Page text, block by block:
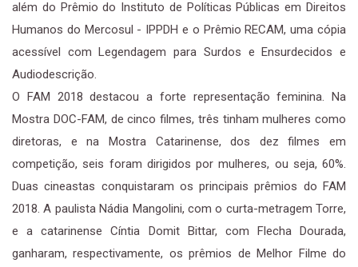
além do Prêmio do Instituto de Políticas Públicas em Direitos
Humanos do Mercosul - IPPDH e o Prêmio RECAM, uma cópia
acessível com Legendagem para Surdos e Ensurdecidos e
Audiodescrição.
O FAM 2018 destacou a forte representação feminina. Na
Mostra DOC-FAM, de cinco filmes, três tinham mulheres como
diretoras, e na Mostra Catarinense, dos dez filmes em
competição, seis foram dirigidos por mulheres, ou seja, 60%.
Duas cineastas conquistaram os principais prêmios do FAM
2018. A paulista Nádia Mangolini, com o curta-metragem Torre,
e a catarinense Cíntia Domit Bittar, com Flecha Dourada,
ganharam, respectivamente, os prêmios de Melhor Filme do